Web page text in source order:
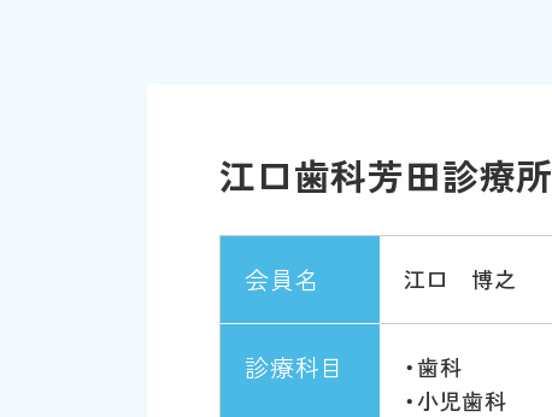
江口歯科芳田診療所
会員名 江口 博之
診療科目
・歯科
・小児歯科